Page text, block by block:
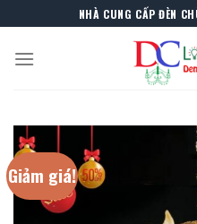
to
content
NHÀ CUNG CẤP ĐÈN
Giảm giá!